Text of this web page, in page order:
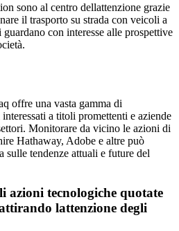
sono al centro dellattenzione grazie
il trasporto su strada con veicoli a
con interesse alle prospettive
offre una vasta gamma di
a titoli promettenti e aziende
Monitorare da vicino le azioni di
Hathaway, Adobe e altre può
sulle tendenze attuali e future del
azioni tecnologiche quotate
lattenzione degli